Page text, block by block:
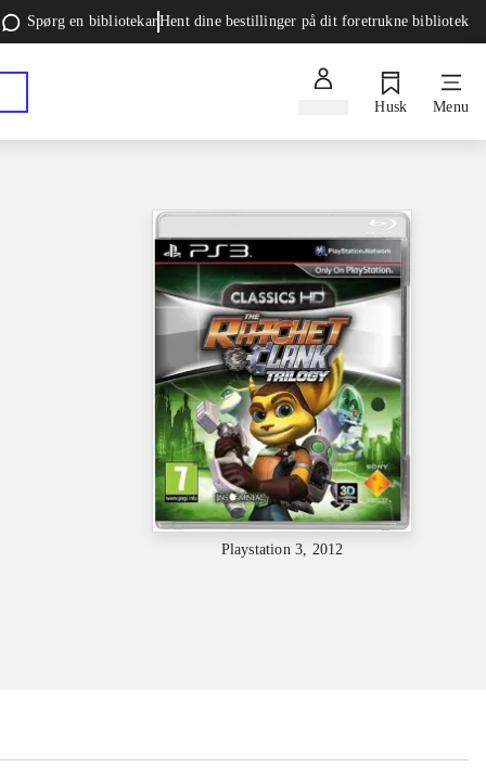
Spørg en bibliotekarHent dine bestillinger på dit foretrukne bibliotek
Husk Menu
Playstation 3, 2012